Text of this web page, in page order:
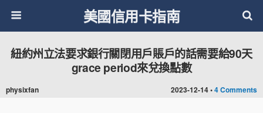
美國信用卡指南
2023-12-14 •4 Comments
紐約州立法要求銀行關閉用戶賬戶的話需要給90天
grace period來兌換點數
physixfan